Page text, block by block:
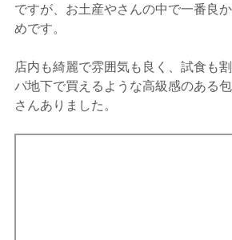
ですが、お土産やさんの中で一番良
めです。
店内も綺麗で雰囲気も良く、試食も
パ地下で買えるような高級感のある
さんありました。